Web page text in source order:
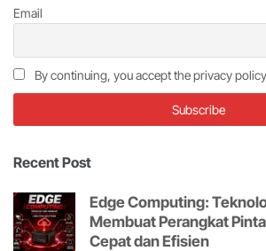
Email
By continuing, you accept the privacy policy
Recent Post
Edge Computing:
Membuat Perangkat
Cepat dan Efisien